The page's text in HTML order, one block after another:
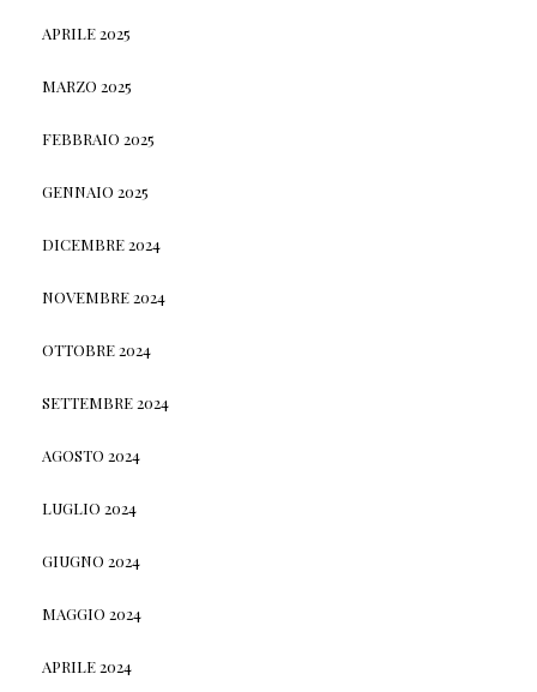
APRILE 2025
MARZO 2025
FEBBRAIO 2025
GENNAIO 2025
DICEMBRE 2024
NOVEMBRE 2024
OTTOBRE 2024
SETTEMBRE 2024
AGOSTO 2024
LUGLIO 2024
GIUGNO 2024
MAGGIO 2024
APRILE 2024